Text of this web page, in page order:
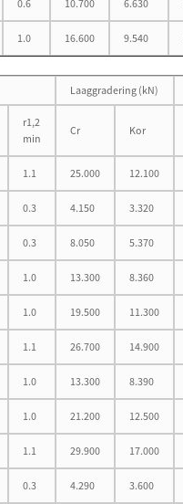
0.6 10.700 6.630
1.0 16.600 9.540
Laaggradering (kN)
r1,2
min
Cr Kor
1.1 25.000 12.100
0.3 4.150 3.320
0.3 8.050 5.370
1.0 13.300 8.360
1.0 19.500 11.300
1.1 26.700 14.900
1.0 13.300 8.390
1.0 21.200 12.500
1.1 29.900 17.000
0.3 4.290 3.600